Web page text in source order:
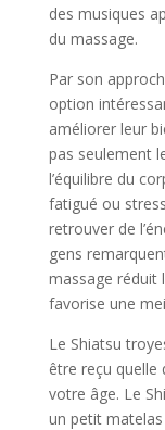
des musiques
du massage.
Par son
option
améliorer leur
pas seulement
l’équilibre du
fatigué ou
retrouver de
gens
massage réduit
favorise une
Le Shiatsu
être reçu
votre âge. Le
un petit